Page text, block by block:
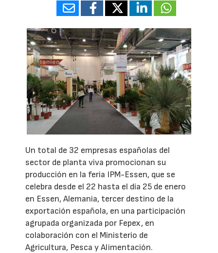
Un total de 32 empresas españolas del
sector de planta viva promocionan su
producción en la feria IPM-Essen, que se
celebra desde el 22 hasta el día 25 de enero
en Essen, Alemania, tercer destino de la
exportación española, en una participación
agrupada organizada por Fepex, en
colaboración con el Ministerio de
Agricultura, Pesca y Alimentación.